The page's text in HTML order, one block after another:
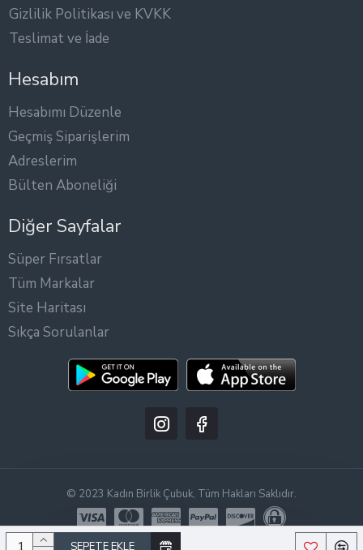
SEPETE EKLE
Gizlilik Politikası ve KVKK
Teslimat ve İade
Hesabım
Hesabımı Düzenle
Geçmiş Siparişlerim
Adreslerim
Bülten Aboneliği
Diğer Sayfalar
Süper Fırsatlar
Tüm Markalar
Site Haritası
Sıkça Sorulanlar
© 2023 Kadın Birlik Çubuk, Tüm Hakları Saklıdır.